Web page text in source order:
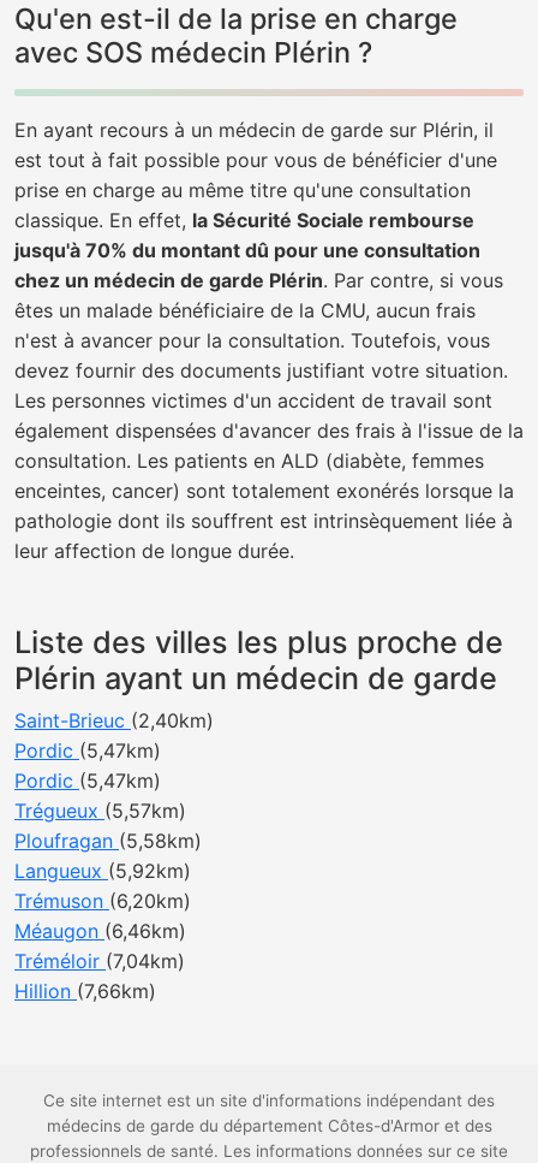
Qu'en est-il de la prise en charge
avec SOS médecin Plérin ?
En ayant recours à un médecin de garde sur Plérin, il
est tout à fait possible pour vous de bénéficier d'une
prise en charge au même titre qu'une consultation
classique. En effet, la Sécurité Sociale rembourse
jusqu'à 70% du montant dû pour une consultation
chez un médecin de garde Plérin. Par contre, si vous
êtes un malade bénéficiaire de la CMU, aucun frais
n'est à avancer pour la consultation. Toutefois, vous
devez fournir des documents justifiant votre situation.
Les personnes victimes d'un accident de travail sont
également dispensées d'avancer des frais à l'issue de la
consultation. Les patients en ALD (diabète, femmes
enceintes, cancer) sont totalement exonérés lorsque la
pathologie dont ils souffrent est intrinsèquement liée à
leur affection de longue durée.
Liste des villes les plus proche de
Plérin ayant un médecin de garde
Saint-Brieuc (2,40km)
Pordic (5,47km)
Pordic (5,47km)
Trégueux (5,57km)
Ploufragan (5,58km)
Langueux (5,92km)
Trémuson (6,20km)
Méaugon (6,46km)
Tréméloir (7,04km)
Hillion (7,66km)
Ce site internet est un site d'informations indépendant des
médecins de garde du département Côtes-d'Armor et des
professionnels de santé. Les informations données sur ce site